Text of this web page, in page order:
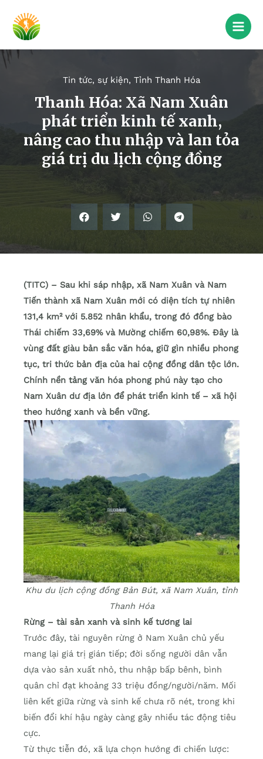
Tin tức, sự kiện, Tỉnh Thanh Hóa
Thanh Hóa: Xã Nam Xuân
phát triển kinh tế xanh,
nâng cao thu nhập và lan tỏa
giá trị du lịch cộng đồng
(TITC) – Sau khi sáp nhập, xã Nam Xuân và Nam
Tiến thành xã Nam Xuân mới có diện tích tự nhiên
131,4 km² với 5.852 nhân khẩu, trong đó đồng bào
Thái chiếm 33,69% và Mường chiếm 60,98%. Đây là
vùng đất giàu bản sắc văn hóa, giữ gìn nhiều phong
tục, tri thức bản địa của hai cộng đồng dân tộc lớn.
Chính nền tảng văn hóa phong phú này tạo cho
Nam Xuân dư địa lớn để phát triển kinh tế – xã hội
theo hướng xanh và bền vững.
Khu du lịch cộng đồng Bản Bút, xã Nam Xuân, tỉnh
Thanh Hóa
Rừng – tài sản xanh và sinh kế tương lai
Trước đây, tài nguyên rừng ở Nam Xuân chủ yếu
mang lại giá trị gián tiếp; đời sống người dân vẫn
dựa vào sản xuất nhỏ, thu nhập bấp bênh, bình
quân chỉ đạt khoảng 33 triệu đồng/người/năm. Mối
liên kết giữa rừng và sinh kế chưa rõ nét, trong khi
biến đổi khí hậu ngày càng gây nhiều tác động tiêu
cực.
Từ thực tiễn đó, xã lựa chọn hướng đi chiến lược: